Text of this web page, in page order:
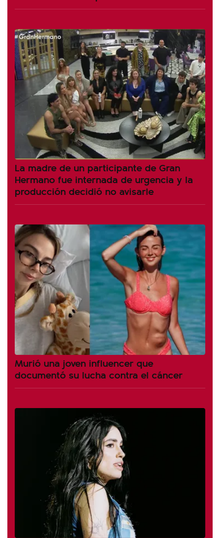
La madre de un participante de Gran
Hermano fue internada de urgencia y la
producción decidió no avisarle
Murió una joven influencer que
documentó su lucha contra el cáncer